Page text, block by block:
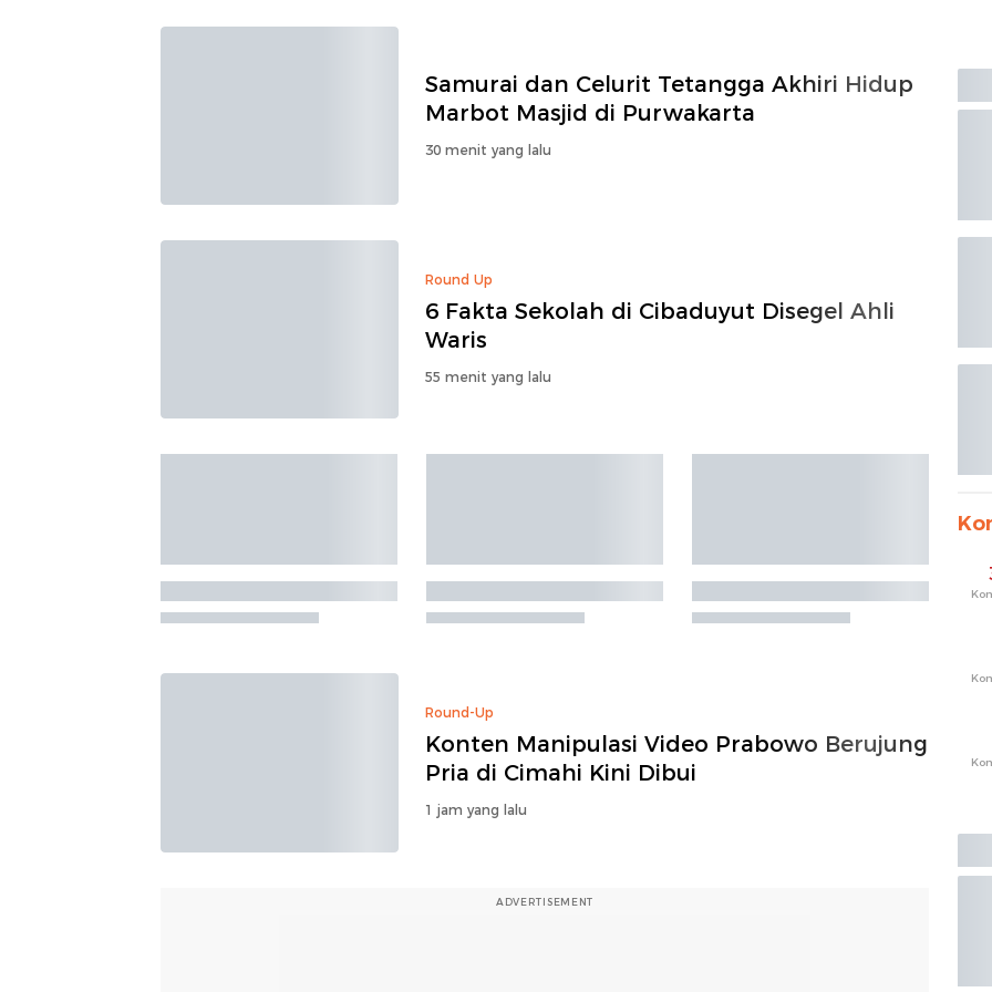
Samurai dan Celurit Tetangga Akhiri Hidup
Marbot Masjid di Purwakarta
30 menit yang lalu
Round Up
6 Fakta Sekolah di Cibaduyut Disegel Ahli
Waris
55 menit yang lalu
Round-Up
Konten Manipulasi Video Prabowo Berujung
Pria di Cimahi Kini Dibui
1 jam yang lalu
ADVERTISEMENT